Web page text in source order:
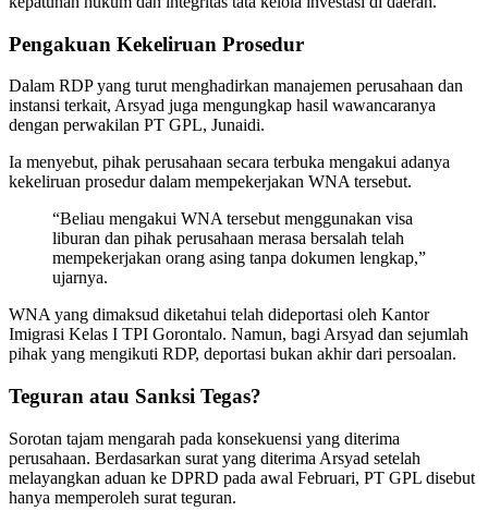
Pengakuan Kekeliruan Prosedur
Dalam RDP yang turut menghadirkan manajemen perusahaan dan
instansi terkait, Arsyad juga mengungkap hasil wawancaranya
dengan perwakilan PT GPL, Junaidi.
Ia menyebut, pihak perusahaan secara terbuka mengakui adanya
kekeliruan prosedur dalam mempekerjakan WNA tersebut.
“Beliau mengakui WNA tersebut menggunakan visa
liburan dan pihak perusahaan merasa bersalah telah
mempekerjakan orang asing tanpa dokumen lengkap,”
ujarnya.
WNA yang dimaksud diketahui telah dideportasi oleh Kantor
Imigrasi Kelas I TPI Gorontalo. Namun, bagi Arsyad dan sejumlah
pihak yang mengikuti RDP, deportasi bukan akhir dari persoalan.
Teguran atau Sanksi Tegas?
Sorotan tajam mengarah pada konsekuensi yang diterima
perusahaan. Berdasarkan surat yang diterima Arsyad setelah
melayangkan aduan ke DPRD pada awal Februari, PT GPL disebut
hanya memperoleh surat teguran.